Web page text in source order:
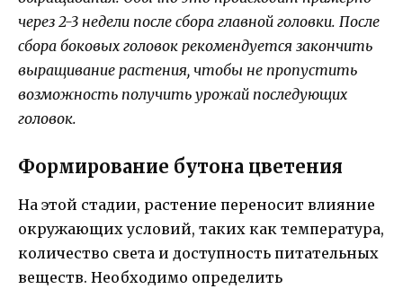
через 2-3 недели после сбора главной головки. После
сбора боковых головок рекомендуется закончить
выращивание растения, чтобы не пропустить
возможность получить урожай последующих
головок.
Формирование бутона цветения
На этой стадии, растение переносит влияние
окружающих условий, таких как температура,
количество света и доступность питательных
веществ. Необходимо определить